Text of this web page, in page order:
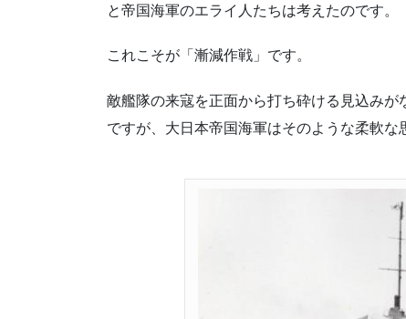
と帝国海軍のエライ人たちは考えたのです。
これこそが「漸減作戦」です。
敵艦隊の来寇を正面から打ち砕ける見込み
ですが、大日本帝国海軍はそのような柔軟な